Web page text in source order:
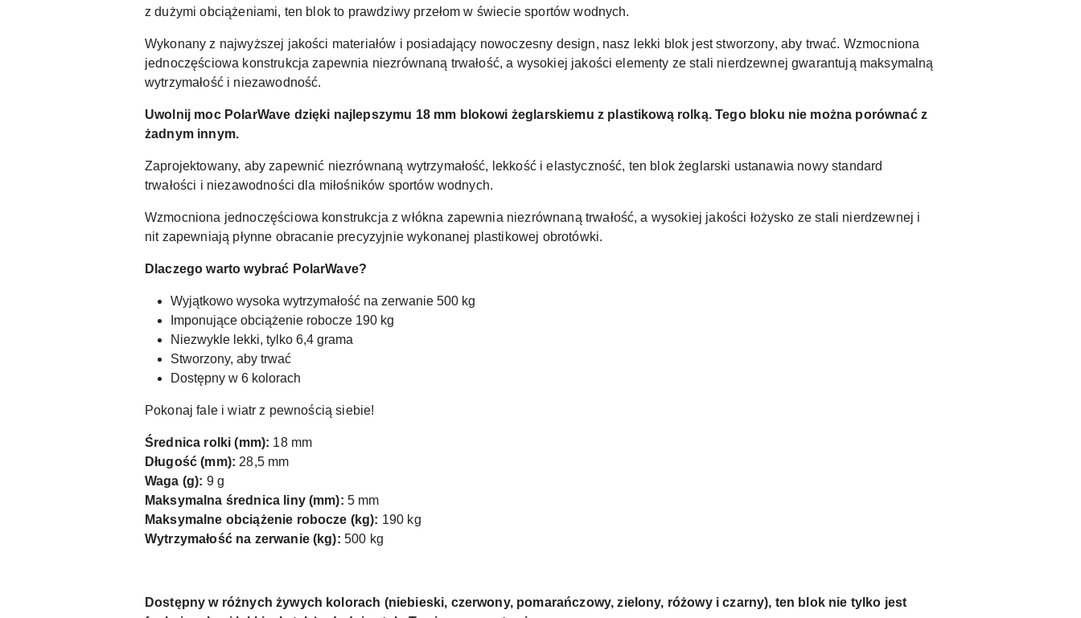
z dużymi obciążeniami, ten blok to prawdziwy przełom w świecie sportów wodnych.
Wykonany z najwyższej jakości materiałów i posiadający nowoczesny design, nasz lekki blok jest stworzony, aby trwać. Wzmocniona
jednoczęściowa konstrukcja zapewnia niezrównaną trwałość, a wysokiej jakości elementy ze stali nierdzewnej gwarantują maksymalną
wytrzymałość i niezawodność.
Uwolnij moc PolarWave dzięki najlepszymu 18 mm blokowi żeglarskiemu z plastikową rolką. Tego bloku nie można porównać z
żadnym innym.
Zaprojektowany, aby zapewnić niezrównaną wytrzymałość, lekkość i elastyczność, ten blok żeglarski ustanawia nowy standard
trwałości i niezawodności dla miłośników sportów wodnych.
Wzmocniona jednoczęściowa konstrukcja z włókna zapewnia niezrównaną trwałość, a wysokiej jakości łożysko ze stali nierdzewnej i
nit zapewniają płynne obracanie precyzyjnie wykonanej plastikowej obrotówki.
Dlaczego warto wybrać PolarWave?
Wyjątkowo wysoka wytrzymałość na zerwanie 500 kg
Imponujące obciążenie robocze 190 kg
Niezwykle lekki, tylko 6,4 grama
Stworzony, aby trwać
Dostępny w 6 kolorach
Pokonaj fale i wiatr z pewnością siebie!
Średnica rolki (mm): 18 mm
Długość (mm): 28,5 mm
Waga (g): 9 g
Maksymalna średnica liny (mm): 5 mm
Maksymalne obciążenie robocze (kg): 190 kg
Wytrzymałość na zerwanie (kg): 500 kg
Dostępny w różnych żywych kolorach (niebieski, czerwony, pomarańczowy, zielony, różowy i czarny), ten blok nie tylko jest